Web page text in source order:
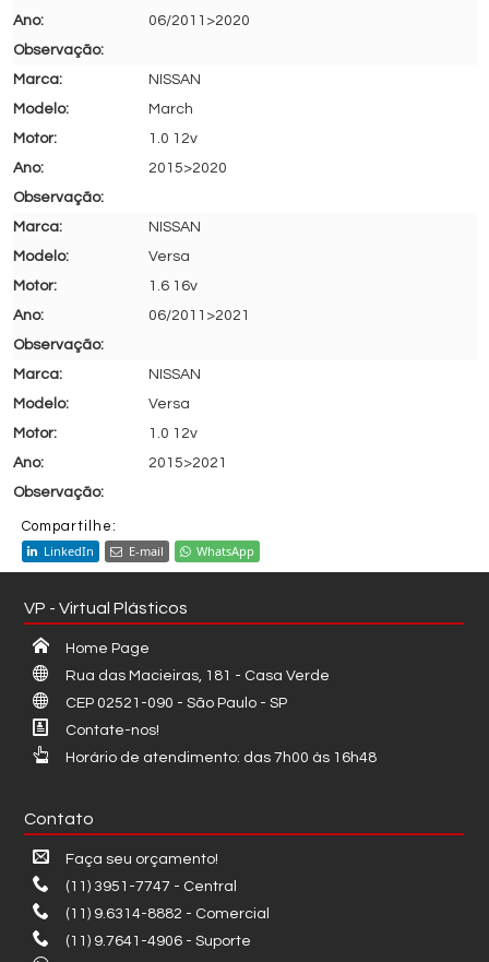
06/2011>2020
NISSAN
March
1.0 12v
2015>2020
NISSAN
Versa
1.6 16v
06/2011>2021
NISSAN
Versa
1.0 12v
2015>2021
Compartilhe:
LinkedIn E-mail WhatsApp
VP - Virtual Plásticos
Home Page
Rua das Macieiras, 181 - Casa Verde
CEP 02521-090 - São Paulo - SP
Contate-nos!
Horário de atendimento: das 7h00 às 16h48
Contato
Faça seu orçamento!
(11) 3951-7747 - Central
(11) 9.6314-8882 - Comercial
(11) 9.7641-4906 - Suporte